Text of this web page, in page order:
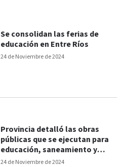
24 de Noviembre de 2024
Se consolidan las ferias de
educación en Entre Ríos
24 de Noviembre de 2024
Provincia detalló las obras
públicas que se ejecutan para
educación, saneamiento y
conectividad